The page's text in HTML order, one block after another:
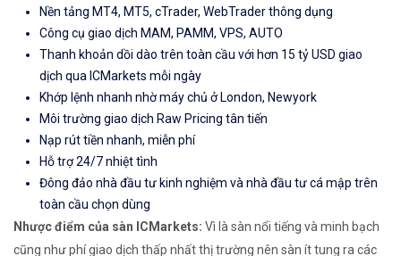
Nền tảng MT4, MT5, cTrader, WebTrader thông dụng
Công cụ giao dịch MAM, PAMM, VPS, AUTO
Thanh khoản dồi dào trên toàn cầu với hơn 15 tỷ USD giao
dịch qua ICMarkets mỗi ngày
Khớp lệnh nhanh nhờ máy chủ ở London, Newyork
Môi trường giao dịch Raw Pricing tân tiến
Nạp rút tiền nhanh, miễn phí
Hỗ trợ 24/7 nhiệt tình
Đông đảo nhà đầu tư kinh nghiệm và nhà đầu tư cá mập trên
toàn cầu chọn dùng
Nhược điểm của sàn ICMarkets: Vì là sàn nổi tiếng và minh bạch
cũng như phí giao dịch thấp nhất thị trường nên sàn ít tung ra các